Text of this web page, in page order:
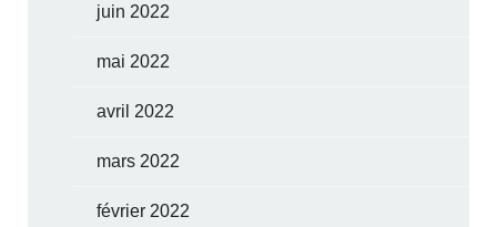
juin 2022
mai 2022
avril 2022
mars 2022
février 2022